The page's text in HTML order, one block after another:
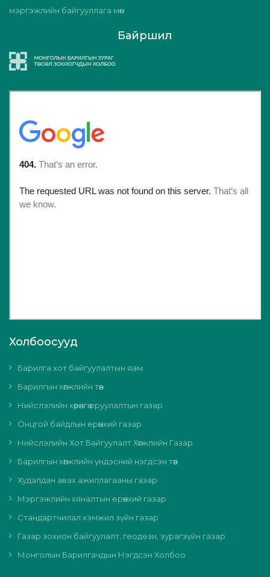
мэргэжлийн байгууллага мөн.
Байршил
Холбоосууд
Барилга хот байгуулалтын яам
Барилгын хөгжлийн төв
Нийслэлийн хөрөнгө оруулалтын газар
Онцгой байдлын ерөнхий газар
Нийслэлийн Хот Байгуулалт Хөгжлийн Газар
Барилгын хөгжлийн үндэсний нэгдсэн төв
Худалдан авах ажиллагааны газар
Мэргэжлийн хяналтын ерөнхий газар
Стандартчилал хэмжил зүйн газар
Газар зохион байгуулалт, геодези, зурагзүйн газар
Монголын Барилгачдын Нэгдсэн Холбоо